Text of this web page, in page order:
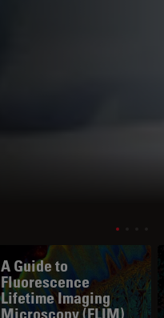
A Guide to
Fluorescence
Lifetime Imaging
Microscopy (FLIM)